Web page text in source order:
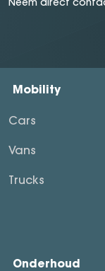
Mobility
Cars
Vans
Trucks
Onderhoud